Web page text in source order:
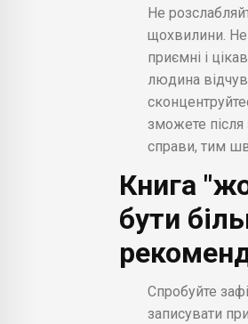
Не
щохвилини. Не
приємні і
людина
зможете
справи, тим
Книга
бути
Спробуйте
записувати